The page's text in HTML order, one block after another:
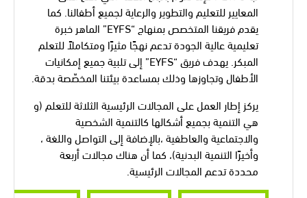
المعايير للتعليم والتطوير والرعاية لجميع أطفالنا. كما
يقدم فريقنا المتخصص بمنهاج “EYFS” الماهر خبرة
تعليمية عالية الجودة تدعم نهجًا مثيرًا ومتكاملاً للتعلم
المبكر. يهدف فريق “EYFS” إلى تلبية جميع إمكانيات
الأطفال وتجاوزها وذلك بمساعدة بيئتنا المخصّصة بدقة.
يركز إطار العمل على المجالات الرئيسية الثلاثة للتعلم (و
هي التنمية بجميع أشكالها كالتنمية الشخصية
والاجتماعية والعاطفية ،بالإضافة إلى التواصل واللغة ،
وأخيرًا التنمية البدنية)، كما أن هناك مجالات أربعة
محددة تدعم المجالات الرئيسية.